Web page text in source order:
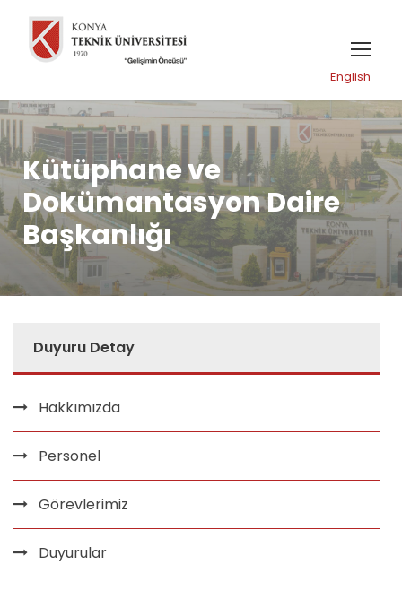
English
Kütüphane ve
Dokümantasyon Daire
Başkanlığı
Duyuru Detay
Hakkımızda
Personel
Görevlerimiz
Duyurular